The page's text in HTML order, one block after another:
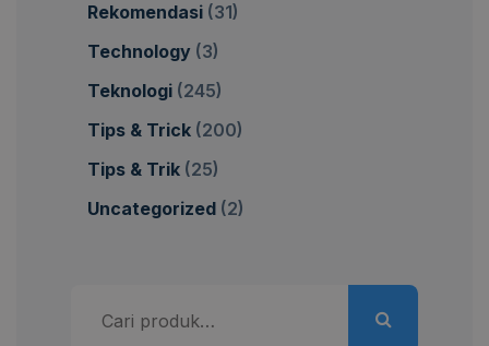
Rekomendasi (31)
Technology (3)
Teknologi (245)
Tips & Trick (200)
Tips & Trik (25)
Uncategorized (2)
untuk: